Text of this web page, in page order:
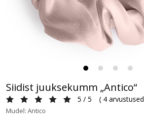
Siidist juuksekumm „Antico“
5 / 5 ( 4 arvustused
Mudel: Antico